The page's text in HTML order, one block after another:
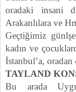
oradaki insani
Arakanlılara ve
Geçtiğimiz
kadın ve
İstanbul’a,
TAYLAND
Bu arada